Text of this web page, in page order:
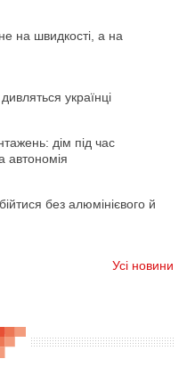
на швидкості, а на
українці
дім під час
автономія
без алюмінієвого й
Усі новини